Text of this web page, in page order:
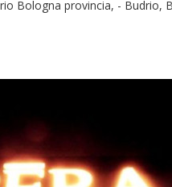
Bologna provincia, - Budrio,